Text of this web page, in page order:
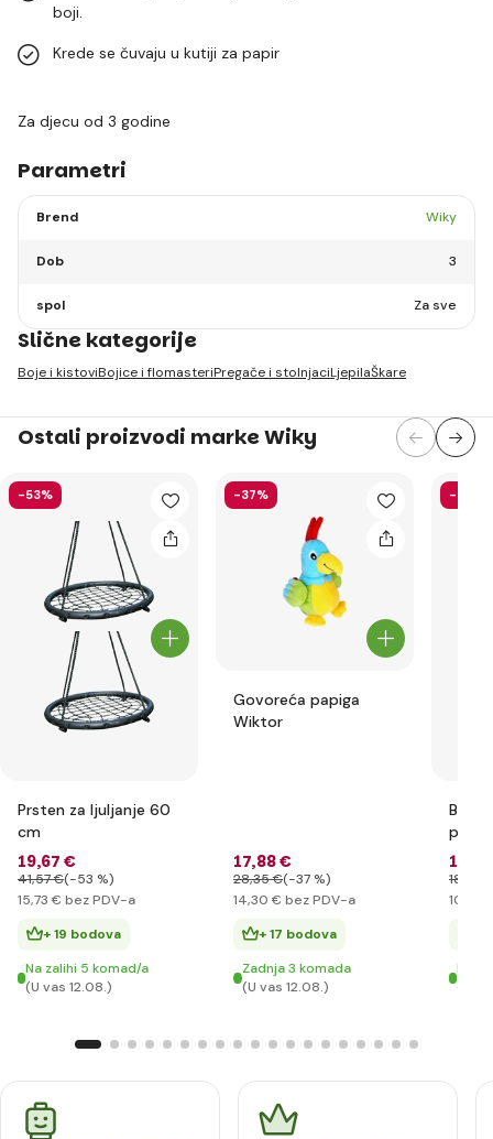
boji.
Krede se čuvaju u kutiji za papir
Za djecu od 3 godine
Parametri
Brend Wiky
Dob 3
spol Za sve
Slične kategorije
Boje i kistoviBojice i flomasteriPregače i stolnjaciLjepilaŠkare
Ostali proizvodi marke Wiky
-53%
Prsten za ljuljanje 60
cm
19,67 €
41,57 €(-53 %)
15,73 € bez PDV-a
+ 19 bodova
Na zalihi 5 komad/a
(U vas 12.08.)
-37%
Govoreća papiga
Wiktor
17,88 €
28,35 €(-37 %)
14,30 € bez PDV-a
+ 17 bodova
Zadnja 3 komada
(U vas 12.08.)
-29%
13
18
10
Na
(U